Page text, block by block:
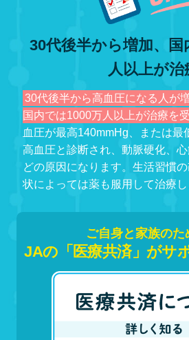
どの原因になります。生活習慣の改善を
ご自身と家族のために、
JAの「医療共済」がサポー
の方 80,100円＋(総医療費−267,000円)×1%で算出
・食事自己負担金：460円/回×3回×入院日数で算出
・差額ベッド代：厚生労働省「主な選定療養に関する
・雑費：（株）セールス手帖社保険FPS研究所「令和3
世帯生活意識調査」の雑費7,604円×入院日数で算出
ャマ類、見舞・付添者の食事代や交通費等